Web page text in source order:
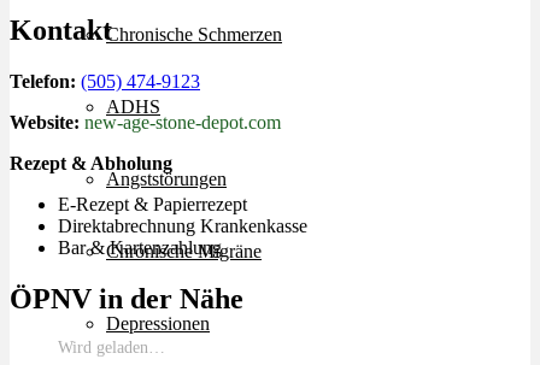
Chronische Schmerzen
ADHS
Angststörungen
Chronische Migräne
Depressionen
Kontakt
Telefon: (505) 474-9123
Website: new-age-stone-depot.com
Rezept & Abholung
E-Rezept & Papierrezept
Direktabrechnung Krankenkasse
Bar & Kartenzahlung
ÖPNV in der Nähe
Wird geladen…